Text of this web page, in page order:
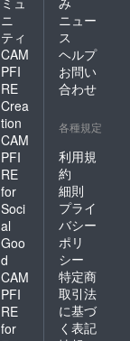
ニ
ティ
CAM
PFI
RE
Crea
tion
CAM
PFI
RE
for
Soci
al
Goo
d
CAM
PFI
RE
for
ニュー
ス
ヘルプ
お問い
合わせ
各種規定
利用規
約
細則
プライ
バシー
ポリ
シー
特定商
取引法
に基づ
く表記